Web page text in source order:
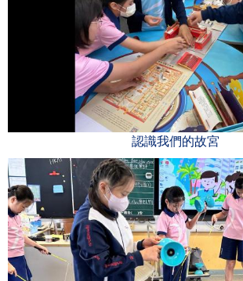
認識我們的故宮